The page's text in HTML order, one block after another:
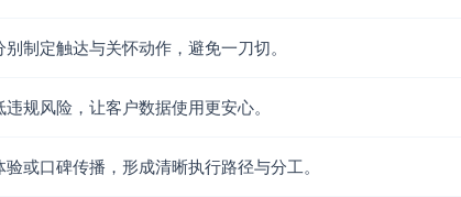
、IT、市场、财务、法务/数据合规）；梳理现有流程与系统接口。
心协议客户与周中旺日）；收集时长、满意度与故障数据。
制定触达与关怀动作，避免一刀切。
规风险，让客户数据使用更安心。
或口碑传播，形成清晰执行路径与分工。